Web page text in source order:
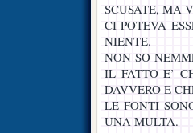
SCUSATE, MA
CI POTEVA
NIENTE.
NON SO
IL FATTO E’
DAVVERO E
LE FONTI
UNA MULTA.